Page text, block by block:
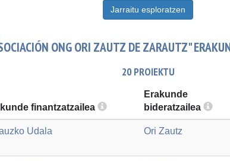
Jarraitu esploratzen
ONG ORI ZAUTZ DE ZARAUTZ"
20 PROIEKTU
finantzatzailea
Erakunde
bideratzailea
Udala Ori Zautz